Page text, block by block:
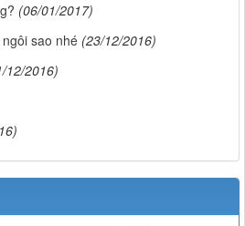
(06/01/2017)
sao nhé (23/12/2016)
12/2016)